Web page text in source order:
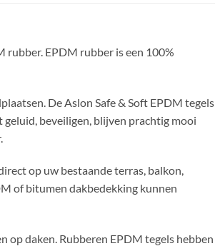
rubber. EPDM rubber is een 100%
De Aslon Safe & Soft EPDM tegels
beveiligen, blijven prachtig mooi
op uw bestaande terras, balkon,
of bitumen dakbedekking kunnen
op daken. Rubberen EPDM tegels hebben